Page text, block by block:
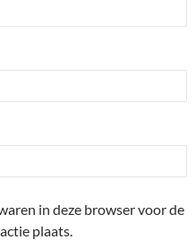
in deze browser voor de
plaats.